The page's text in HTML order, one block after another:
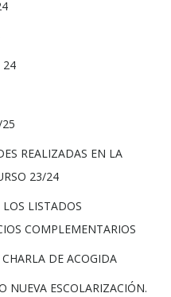
24
REALIZADAS EN LA
23/24
LISTADOS
COMPLEMENTARIOS
DE ACOGIDA
NUEVA ESCOLARIZACIÓN.